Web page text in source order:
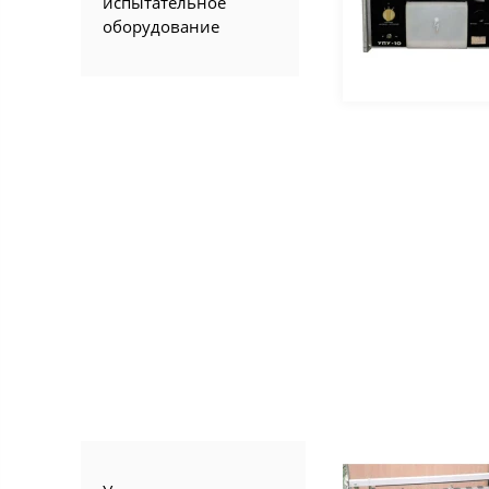
оборудование